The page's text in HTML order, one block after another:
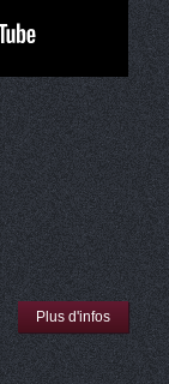
Plus d'infos